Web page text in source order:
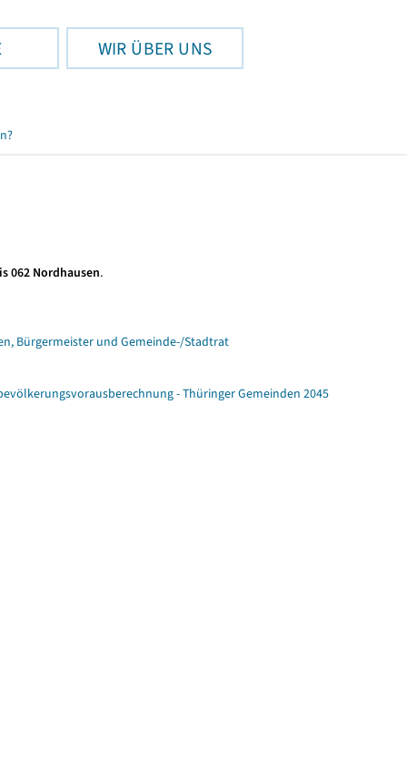
WIR ÜBER UNS
062 Nordhausen.
Bürgermeister und Gemeinde-/Stadtrat
- Thüringer Gemeinden 2045